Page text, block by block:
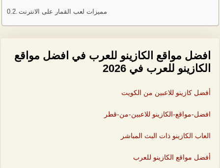
مميزات لعب القمار على الانترنت
افضل مواقع الكازينو للعرب في افضل مواقع
الكازينو للعرب في 2026
أفضل كازينو للاعبين من الكويت
افضل-مواقع-الكازينو للاعبين-من-قطر
العاب الكازينو ذات البث المباشر
أفضل مواقع الكازينو للعرب